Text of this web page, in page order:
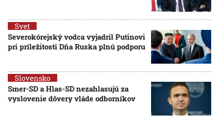
Svet
Severokórejský vodca vyjadril Putinovi
pri príležitosti Dňa Ruska plnú podporu
Slovensko
Smer-SD a Hlas-SD nezahlasujú za
vyslovenie dôvery vláde odborníkov